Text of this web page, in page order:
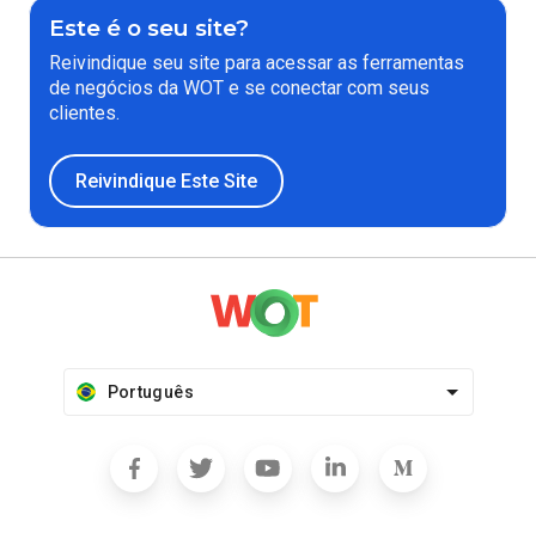
Este é o seu site?
Reivindique seu site para acessar as ferramentas
de negócios da WOT e se conectar com seus
clientes.
Reivindique Este Site
Português